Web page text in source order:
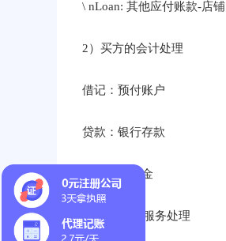
\ nLoan: 其他应付账款-店铺
2）买方的会计处理
借记：预付账户
贷款：银行存款
其他货币基金
3) 卖家账号服务处理